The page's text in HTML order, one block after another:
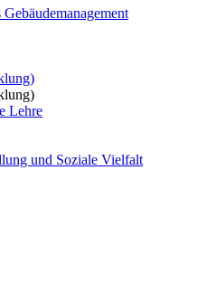
Lehre
und Soziale Vielfalt